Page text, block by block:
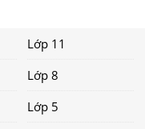
Lớp 11
Lớp 8
Lớp 5